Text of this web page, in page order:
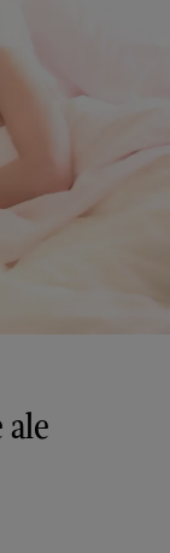
ale